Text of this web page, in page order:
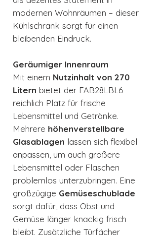
modernen Wohnräumen – dieser
Kühlschrank sorgt für einen
bleibenden Eindruck.
Geräumiger Innenraum
Mit einem Nutzinhalt von 270
Litern bietet der FAB28LBL6
reichlich Platz für frische
Lebensmittel und Getränke.
Mehrere höhenverstellbare
Glasablagen lassen sich flexibel
anpassen, um auch größere
Lebensmittel oder Flaschen
problemlos unterzubringen. Eine
großzügige Gemüseschublade
sorgt dafür, dass Obst und
Gemüse länger knackig frisch
bleibt. Zusätzliche Türfächer